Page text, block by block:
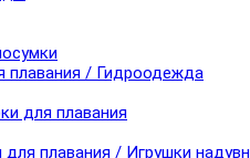
/ Гидроодежда
для плавания
плавания / Игрушки